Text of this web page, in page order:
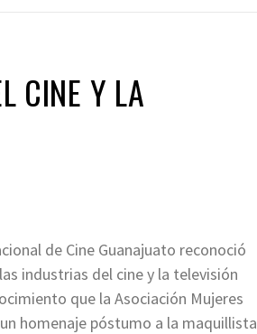
CINE Y LA
de Cine Guanajuato reconoció
industrias del cine y la televisión
que la Asociación Mujeres
homenaje póstumo a la maquillista